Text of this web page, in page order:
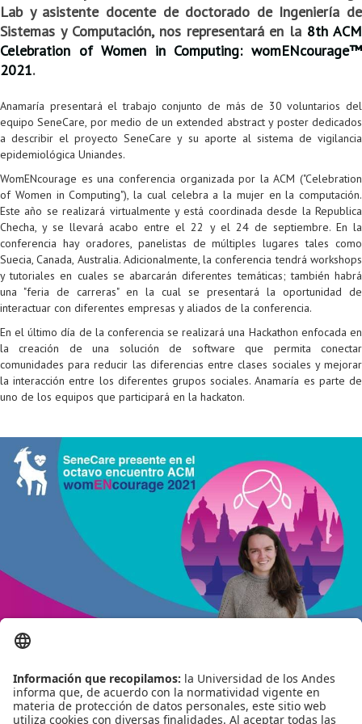
Lab y asistente docente de doctorado de Ingeniería de
Sistemas y Computación, nos representará en la 8th ACM
Celebration of Women in Computing: womENcourage™
2021.
Anamaría presentará el trabajo conjunto de más de 30 voluntarios del
equipo SeneCare, por medio de un extended abstract y poster dedicados
a describir el proyecto SeneCare y su aporte al sistema de vigilancia
epidemiológica Uniandes.
WomENcourage es una conferencia organizada por la ACM ("Celebration
of Women in Computing"), la cual celebra a la mujer en la computación.
Este año se realizará virtualmente y está coordinada desde la Republica
Checha, y se llevará acabo entre el 22 y el 24 de septiembre. En la
conferencia hay oradores, panelistas de múltiples lugares tales como
Suecia, Canada, Australia. Adicionalmente, la conferencia tendrá workshops
y tutoriales en cuales se abarcarán diferentes temáticas; también habrá
una "feria de carreras" en la cual se presentará la oportunidad de
interactuar con diferentes empresas y aliados de la conferencia.
En el último día de la conferencia se realizará una Hackathon enfocada en
la creación de una solución de software que permita conectar
comunidades para reducir las diferencias entre clases sociales y mejorar
la interacción entre los diferentes grupos sociales. Anamaría es parte de
uno de los equipos que participará en la hackaton.
Leído2519 Tiempo
Última modificación Jueves, 30 Septiembre 2021
12:14
Convocatoria ISIS
Convocatoria IA
Oportunidades
Información general
Opciones académicas
Computación Visual
Matemática computacional
Acreditaciones
Internacionalización
Cursos electivos
Electivas profesionales
Electivas profesionales en otros departamentos
Procesos administrativos
Consejería
Doble programa
Doble titulación
Examen Saber Pro
Intercambios académicos
Práctica académica
Ofertas
Práctica social
Proyecto de grado
Reingreso
Reintegro
Retiro voluntario
Transferencia
Movilidad Estudiantil (Intercambio)
Reingreso
Retiro Voluntario
Aplazamiento
Trasnferencia Interna
Intercambio Is-Link
Grado
Reglamento General de Estudiantes de Maestría RGEMa
Bienestar institucional
Convocatorias
Maestría en Gerencia de Tecnologías de Información (MAIT)
Maestría en Arquitectura de Tecnologías de Información
Maestría en Biología Computacional (MBC)
Maestría en Tecnologías de Información para el Negocio
(MBIT)
Maestría en Seguridad de la Información (MESI)
Maestría en Ingeniería de Información (MINE)
Maestría en Ingeniería de Sistemas y Computación (MISIS)
Maestría en Ingeniería de Software (MISO)
Escuela Internacional de Verano
Instructores
Asistentes Postdoctorales
Coordinadores generales
Coordinadores de programa
Gestores
Personal de apoyo
Personal de laboratorios
Ofertas Laborales
Emprendedores e Innovadores
TICSw
Colaboratorio de Interacción, Visualización, Robótica y Sistemas
Autónomos
Laboratorio de Conectividad y Redes
Laboratorio de Computación Móvil
Laboratorio de Informática Forense
Laboratorio de Ingeniería de Información - Códice
Laboratorios de Propósito General
Laboratorios de Seguridad de la Información
Sala de Video Juegos
Protocolo de bioseguridad